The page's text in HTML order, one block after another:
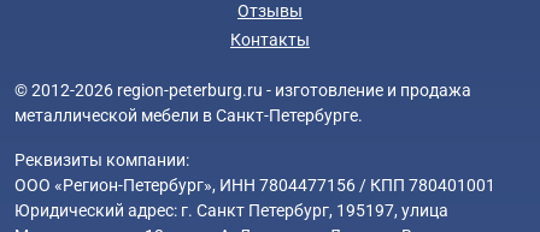
Отзывы
Контакты
© 2012-2026 region-peterburg.ru - изготовление и продажа
металлической мебели в Санкт-Петербурге.
Реквизиты компании:
ООО «Регион-Петербург», ИНН 7804477156 / КПП 780401001
Юридический адрес: г. Санкт Петербург, 195197, улица